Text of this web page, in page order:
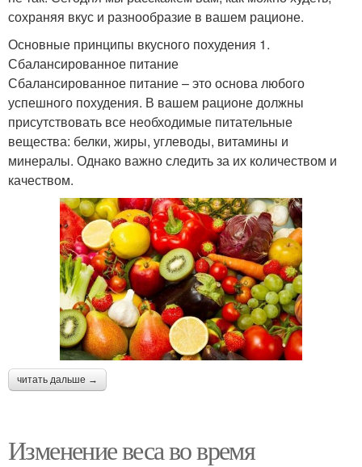
сохраняя вкус и разнообразие в вашем рационе.
Основные принципы вкусного похудения 1.
Сбалансированное питание
Сбалансированное питание – это основа любого
успешного похудения. В вашем рационе должны
присутствовать все необходимые питательные
вещества: белки, жиры, углеводы, витамины и
минералы. Однако важно следить за их количеством и
качеством.
читать дальше →
Изменение веса во время